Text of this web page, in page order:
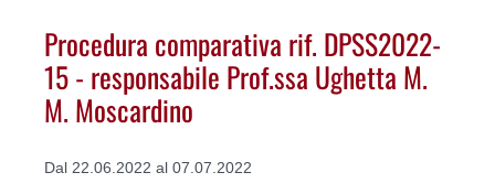
Procedura comparativa rif. DPSS2022-
15 - responsabile Prof.ssa Ughetta M.
M. Moscardino
Dal 22.06.2022 al 07.07.2022